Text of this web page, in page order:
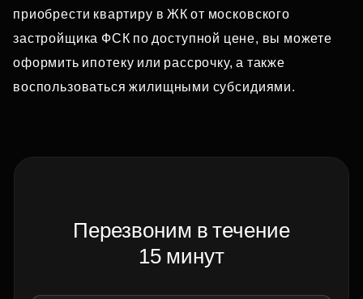
приобрести квартиру в ЖК от московского
застройщика ФСК по доступной цене, вы можете
оформить ипотеку или рассрочку, а также
воспользоваться жилищными субсидиями.
Перезвоним в течение
15 минут